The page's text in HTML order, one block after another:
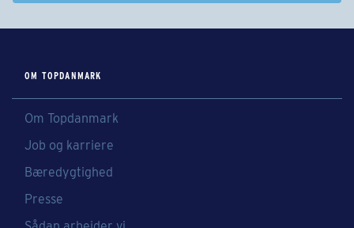
OM TOPDANMARK
Om Topdanmark
Job og karriere
Bæredygtighed
Presse